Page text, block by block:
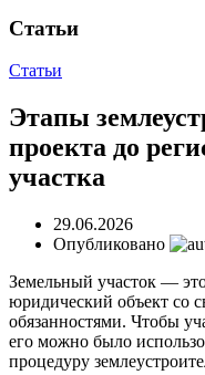
Статьи
Статьи
Этапы
проекта до
участка
29.06.2026
Опубликовано
Земельный участок —
юридический объект со
обязанностями. Чтобы
его можно было
процедуру